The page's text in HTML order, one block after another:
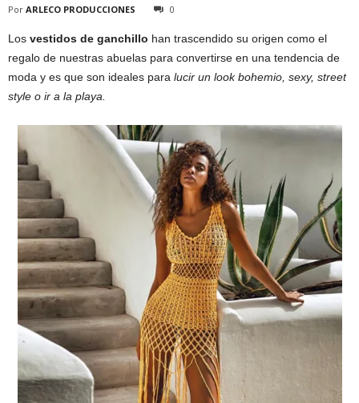
Por ARLECO PRODUCCIONES 0
Los vestidos de ganchillo han trascendido su origen como el
regalo de nuestras abuelas para convertirse en una tendencia de
moda y es que son ideales para lucir un look bohemio, sexy, street
style o ir a la playa.